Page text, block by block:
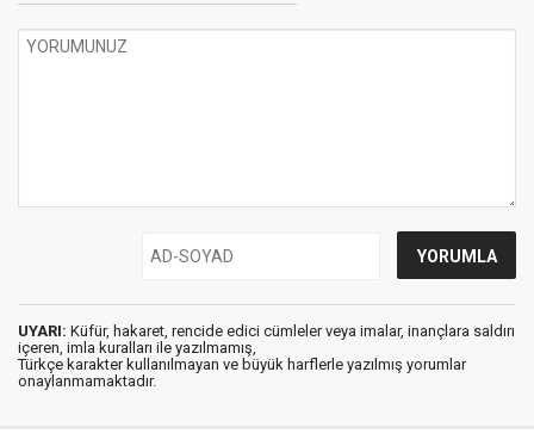
UYARI: Küfür, hakaret, rencide edici cümleler veya imalar, inançlara saldırı
içeren, imla kuralları ile yazılmamış,
Türkçe karakter kullanılmayan ve büyük harflerle yazılmış yorumlar
onaylanmamaktadır.